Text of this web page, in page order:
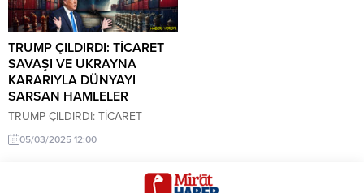
TRUMP ÇILDIRDI: TİCARET
SAVAŞI VE UKRAYNA
KARARIYLA DÜNYAYI
SARSAN HAMLELER
TRUMP ÇILDIRDI: TİCARET
SAVAŞI VE UKRAYNA KARARIYLA
DÜNYAYI SARSAN HAMLELER
Cephede Birden Sert Kararlar
05/03/2025 12:00